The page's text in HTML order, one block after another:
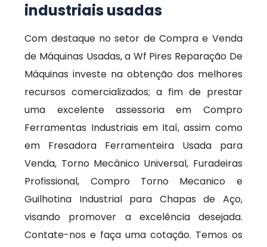
industriais usadas
Com destaque no setor de Compra e Venda
de Máquinas Usadas, a Wf Pires Reparação De
Máquinas investe na obtenção dos melhores
recursos comercializados; a fim de prestar
uma excelente assessoria em Compro
Ferramentas Industriais em Itaí, assim como
em Fresadora Ferramenteira Usada para
Venda, Torno Mecânico Universal, Furadeiras
Profissional, Compro Torno Mecanico e
Guilhotina Industrial para Chapas de Aço,
visando promover a excelência desejada.
Contate-nos e faça uma cotação. Temos os